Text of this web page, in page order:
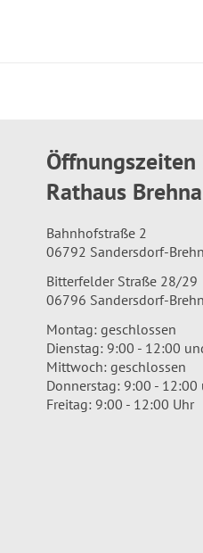
Öffnungszeiten
Rathaus Brehna
Bahnhofstraße 2
06792 Sandersdorf-
Bitterfelder Straße 28/29
06796 Sandersdorf-
Montag: geschlossen
Dienstag: 9:00 - 12:00
Mittwoch: geschlossen
Donnerstag: 9:00 -
Freitag: 9:00 - 12:00 Uhr